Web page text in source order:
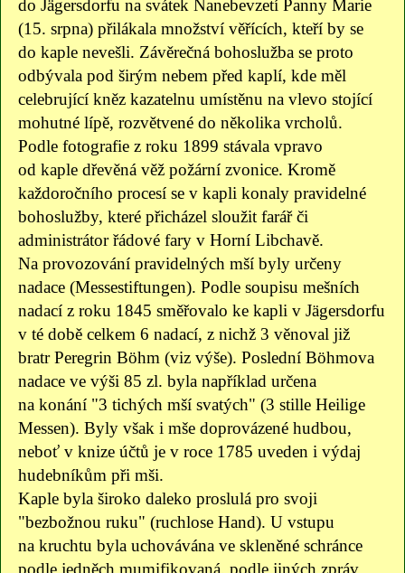
do Jägersdorfu na svátek Nanebevzetí Panny Marie
(15. srpna) přilákala množství věřících, kteří by se
do kaple nevešli. Závěrečná bohoslužba se proto
odbývala pod širým nebem před kaplí, kde měl
celebrující kněz kazatelnu umístěnu na vlevo stojící
mohutné lípě, rozvětvené do několika vrcholů.
Podle fotografie z roku 1899 stávala vpravo
od kaple dřevěná věž požární zvonice. Kromě
každoročního procesí se v kapli konaly pravidelné
bohoslužby, které přicházel sloužit farář či
administrátor řádové fary v Horní Libchavě.
Na provozování pravidelných mší byly určeny
nadace (Messestiftungen). Podle soupisu mešních
nadací z roku 1845 směřovalo ke kapli v Jägersdorfu
v té době celkem 6 nadací, z nichž 3 věnoval již
bratr Peregrin Böhm (viz výše). Poslední Böhmova
nadace ve výši 85 zl. byla například určena
na konání "3 tichých mší svatých" (3 stille Heilige
Messen). Byly však i mše doprovázené hudbou,
neboť v knize účtů je v roce 1785 uveden i výdaj
hudebníkům při mši.
Kaple byla široko daleko proslulá pro svoji
"bezbožnou ruku" (ruchlose Hand). U vstupu
na kruchtu byla uchovávána ve skleněné schránce
podle jedněch mumifikovaná, podle jiných zpráv